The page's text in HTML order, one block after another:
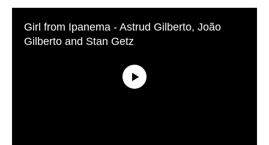
Girl from Ipanema - Astrud Gilberto, João
Gilberto and Stan Getz